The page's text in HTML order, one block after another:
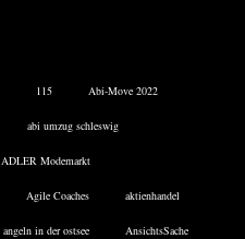
115 Abi-Move 2022
abi umzug schleswig
ADLER Modemarkt
Agile Coaches aktienhandel
angeln in der ostsee AnsichtsSache